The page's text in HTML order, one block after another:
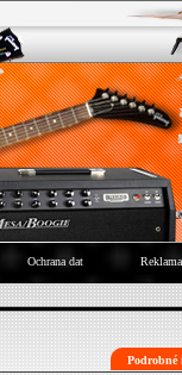
Ochrana dat
Podrobné